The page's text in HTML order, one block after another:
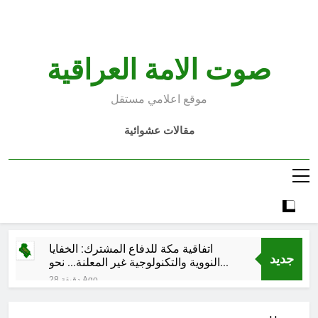
صوت الامة العراقية
موقع اعلامي مستقل
مقالات عشوائية
جديد
اتفاقية مكة للدفاع المشترك: الخفايا
النووية والتكنولوجية غير المعلنة… نحو
هندسة ردع جديدة في الشرق الأوسط ؟
28 دقيقة Ago